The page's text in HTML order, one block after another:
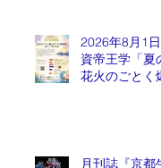
2026年8月1
資帝王学「夏
花火のごとく
月刊誌『京都